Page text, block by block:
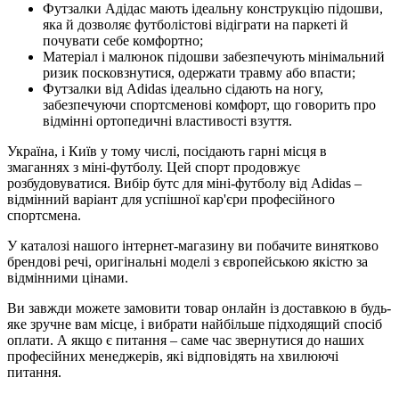
Футзалки Адідас мають ідеальну конструкцію підошви,
яка й дозволяє футболістові відіграти на паркеті й
почувати себе комфортно;
Матеріал і малюнок підошви забезпечують мінімальний
ризик посковзнутися, одержати травму або впасти;
Футзалки від Adidas ідеально сідають на ногу,
забезпечуючи спортсменові комфорт, що говорить про
відмінні ортопедичні властивості взуття.
Україна, і Київ у тому числі, посідають гарні місця в
змаганнях з міні-футболу. Цей спорт продовжує
розбудовуватися. Вибір бутс для міні-футболу від Adidas –
відмінний варіант для успішної кар'єри професійного
спортсмена.
У каталозі нашого інтернет-магазину ви побачите винятково
брендові речі, оригінальні моделі з європейською якістю за
відмінними цінами.
Ви завжди можете замовити товар онлайн із доставкою в будь-
яке зручне вам місце, і вибрати найбільше підходящий спосіб
оплати. А якщо є питання – саме час звернутися до наших
професійних менеджерів, які відповідять на хвилюючі
питання.